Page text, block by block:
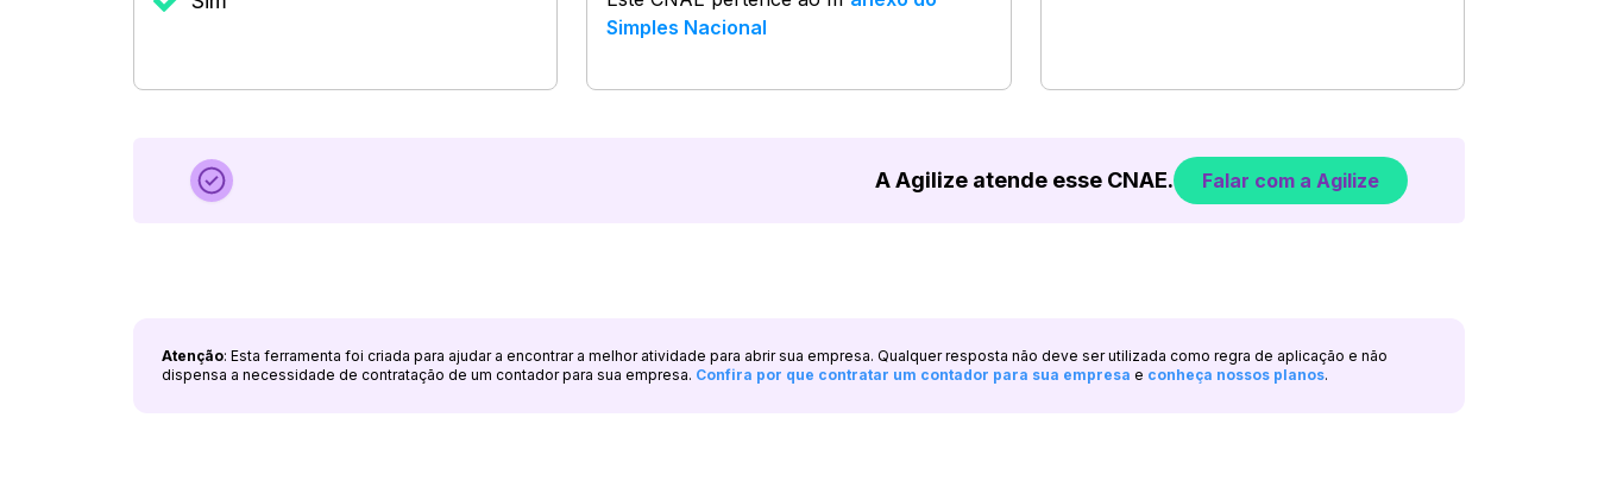
Simples Nacional
A Agilize atende esse CNAE. Falar com a Agilize
Atenção: Esta ferramenta foi criada para ajudar a encontrar a melhor atividade para abrir sua empresa. Qualquer resposta não deve ser utilizada como regra de aplicação e não
dispensa a necessidade de contratação de um contador para sua empresa. Confira por que contratar um contador para sua empresa e conheça nossos planos.